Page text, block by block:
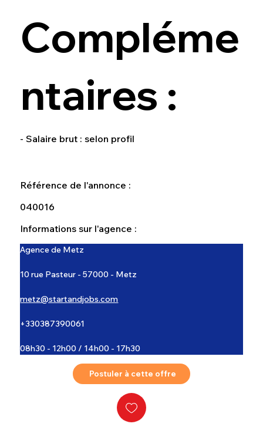
Compléme
ntaires :
- Salaire brut : selon profil
Référence de l'annonce :
040016
Informations sur l'agence :
Agence de Metz
10 rue Pasteur - 57000 - Metz
metz@startandjobs.com
+330387390061
08h30 - 12h00 / 14h00 - 17h30
Postuler à cette offre